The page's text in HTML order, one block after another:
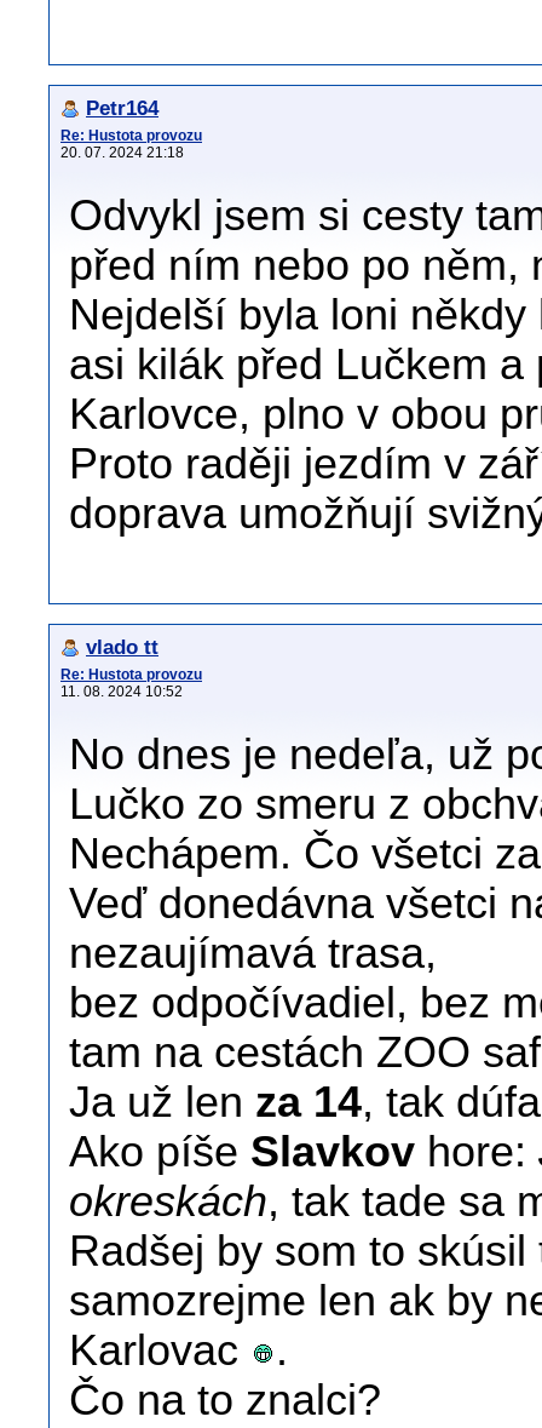
Petr164
Re: Hustota provozu
20. 07. 2024 21:18
Odvykl jsem si cesty
před ním nebo po něm,
Nejdelší byla loni
asi kilák před Lučkem
Karlovce, plno v obou
Proto raději jezdím v
doprava umožňují
vlado tt
Re: Hustota provozu
11. 08. 2024 10:52
No dnes je nedeľa, už
Lučko zo smeru z
Nechápem. Čo všetci
Veď donedávna všetci
nezaujímavá trasa,
bez odpočívadiel, bez
tam na cestách ZOO
Ja už len za 14, tak
Ako píše Slavkov hore:
okreskách, tak tade sa
Radšej by som to skúsil
samozrejme len ak by
Karlovac
.
Čo na to znalci?